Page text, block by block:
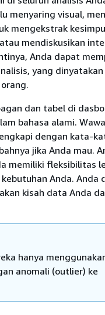
menyaring visual,
mengekstrak
mendiskusikan
Anda dapat
yang
dan tabel di
bahasa alami.
dengan kata-
jika Anda mau.
memiliki fleksibilitas
Anda. Anda
kisah data Anda
hanya
anomali (outlier) ke